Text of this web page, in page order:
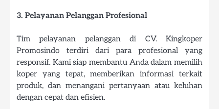
3. Pelayanan Pelanggan Profesional
Tim pelayanan pelanggan di CV. Kingkoper
Promosindo terdiri dari para profesional yang
responsif. Kami siap membantu Anda dalam memilih
koper yang tepat, memberikan informasi terkait
produk, dan menangani pertanyaan atau keluhan
dengan cepat dan efisien.